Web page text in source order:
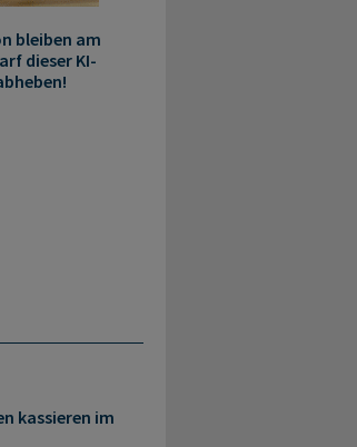
bleiben am
dieser KI-
kassieren im